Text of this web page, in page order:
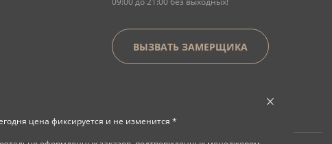
цена фиксируется и не изменится *
ВЫЗВАТЬ ЗАМЕРЩИКА